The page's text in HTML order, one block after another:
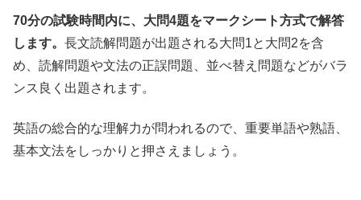
70分の試験時間内に、大問4題をマークシート方式で解答
します。 長文読解問題が出題される大問1と大問2を含
め、読解問題や文法の正誤問題、並べ替え問題などがバラ
ンス良く出題されます。
英語の総合的な理解力が問われるので、重要単語や熟語、
基本文法をしっかりと押さえましょう。